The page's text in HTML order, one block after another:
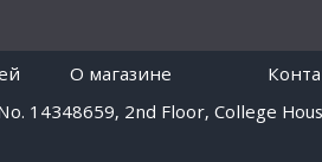
O магазине
14348659, 2nd Floor, College